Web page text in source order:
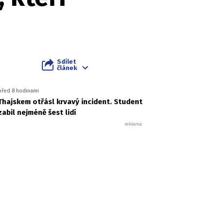
Sdílet
článek
8 hodinami
otřásl krvavý incident. Student
nejméně šest lidí